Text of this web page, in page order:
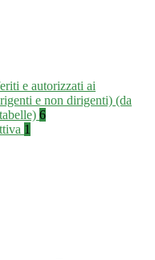
e autorizzati ai
e non dirigenti) (da
6
1